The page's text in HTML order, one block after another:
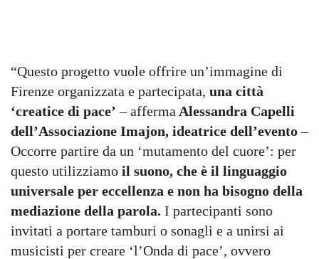
“Questo progetto vuole offrire un’immagine di
Firenze organizzata e partecipata, una città
‘creatice di pace’ – afferma Alessandra Capelli
dell’Associazione Imajon, ideatrice dell’evento–
Occorre partire da un ‘mutamento del cuore’: per
questo utilizziamo il suono, che è il linguaggio
universale per eccellenza e non ha bisogno della
mediazione della parola. I partecipanti sono
invitati a portare tamburi o sonagli e a unirsi ai
musicisti per creare ‘l’Onda di pace’, ovvero